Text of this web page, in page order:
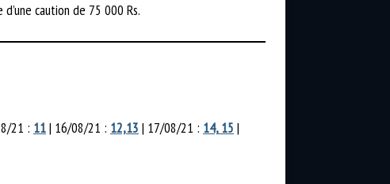
caution de 75 000 Rs.
21 : 11| 16/08/21 : 12,13 | 17/08/21 : 14,15 |